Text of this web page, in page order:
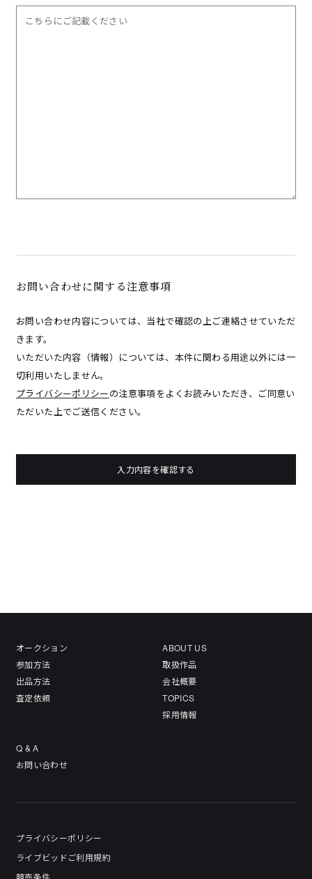
お問い合わせに関する注意事項
お問い合わせ内容については、当社で確認の上ご連絡させていただ
きます。
いただいた内容（情報）については、本件に関わる用途以外には一
切利用いたしません。
プライバシーポリシーの注意事項をよくお読みいただき、ご同意い
ただいた上でご送信ください。
入力内容を確認する
オークション
参加方法
出品方法
査定依頼
ABOUT US
取扱作品
会社概要
TOPICS
採用情報
Q & A
お問い合わせ
プライバシーポリシー
ライブビッドご利用規約